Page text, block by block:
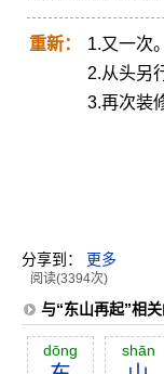
重新：
1.又一次。
2.从头另
3.再次装
分享到： 更多
阅读(3394次)
与“东山再起”相
dōng shān